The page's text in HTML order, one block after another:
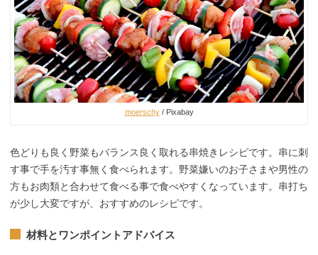
moerschy/ Pixabay
色どりも良く野菜もバランス良く取れる串焼きレシピです。串に刺
す事で手を汚す事無く食べられます。野菜嫌いのお子さまや男性の
方もお肉類と合わせて食べる事で食べやすくなっています。串打ち
が少し大変ですが、おすすめのレシピです。
材料とワンポイントアドバイス